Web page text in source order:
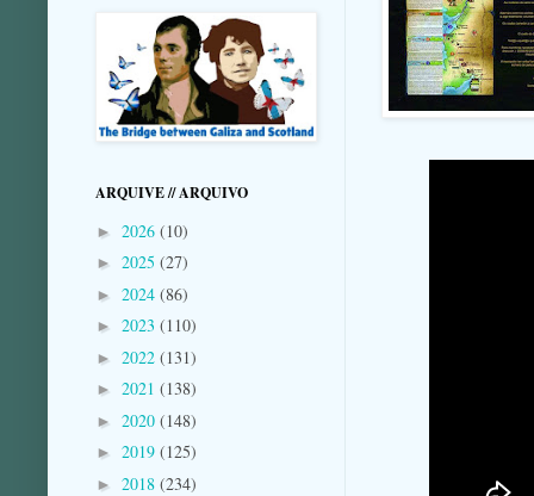
ARQUIVE // ARQUIVO
► 2026 (10)
► 2025 (27)
► 2024 (86)
► 2023 (110)
► 2022 (131)
► 2021 (138)
► 2020 (148)
► 2019 (125)
► 2018 (234)